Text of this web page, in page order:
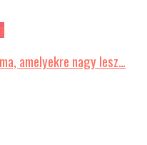
amelyekre nagy lesz…